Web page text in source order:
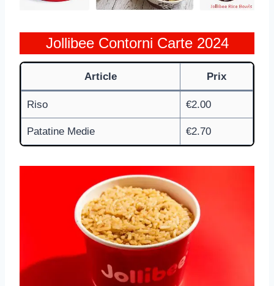
Jollibee Contorni Carte 2024
Article Prix
Riso €2.00
Patatine Medie €2.70